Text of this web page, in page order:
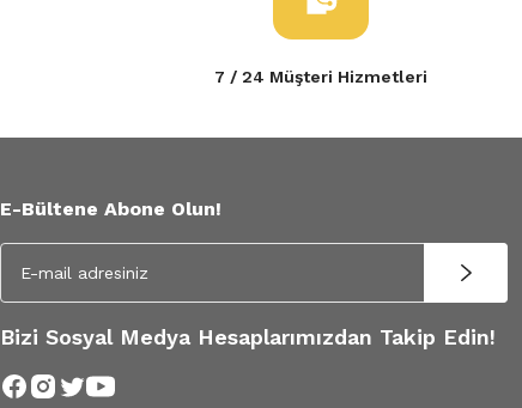
7 / 24 Müşteri Hizmetleri
E-Bültene Abone Olun!
Bizi Sosyal Medya Hesaplarımızdan Takip Edin!